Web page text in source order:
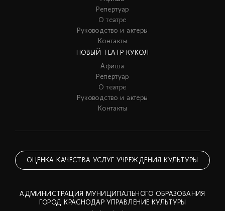
Репертуар
О театре
Руководство и актеры
Контакты
НОВЫЙ ТЕАТР КУКОЛ
Афиша
Репертуар
О театре
Руководство и актеры
Контакты
ОЦЕНКА КАЧЕСТВА УСЛУГ УЧРЕЖДЕНИЯ КУЛЬТУРЫ
АДМИНИСТРАЦИЯ МУНИЦИПАЛЬНОГО ОБРАЗОВАНИЯ
ГОРОД КРАСНОДАР УПРАВЛЕНИЕ КУЛЬТУРЫ